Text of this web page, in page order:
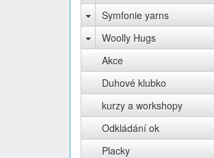
Symfonie yarns
Woolly Hugs
Akce
Duhové klubko
kurzy a workshopy
Odkládání ok
Placky